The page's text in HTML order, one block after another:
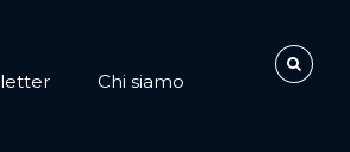
Chi siamo